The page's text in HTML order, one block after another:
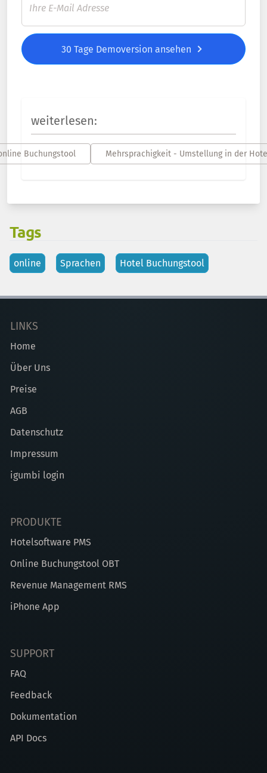
30 Tage Demoversion ansehen
weiterlesen:
Buchungstool Mehrsprachigkeit - Umstellung in der
Tags
online Sprachen Hotel Buchungstool
LINKS
Home
Über Uns
Preise
AGB
Datenschutz
Impressum
igumbi login
PRODUKTE
Hotelsoftware PMS
Online Buchungstool OBT
Revenue Management RMS
iPhone App
SUPPORT
FAQ
Feedback
Dokumentation
API Docs